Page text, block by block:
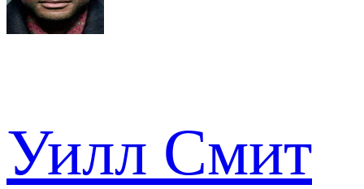
Уилл Смит